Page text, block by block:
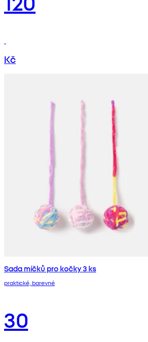
Kč
Sada míčků pro kočky 3 ks
praktické, barevné
30